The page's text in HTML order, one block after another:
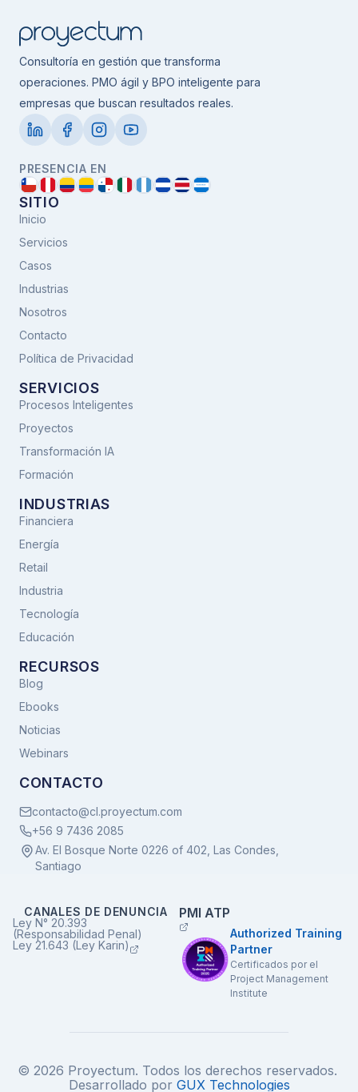
Consultoría en gestión que transforma
operaciones. PMO ágil y BPO inteligente para
empresas que buscan resultados reales.
PRESENCIA EN
SITIO
Inicio
Servicios
Casos
Industrias
Nosotros
Contacto
Política de Privacidad
SERVICIOS
Procesos Inteligentes
Proyectos
Transformación IA
Formación
INDUSTRIAS
Financiera
Energía
Retail
Industria
Tecnología
Educación
RECURSOS
Blog
Ebooks
Noticias
Webinars
CONTACTO
contacto@cl.proyectum.com
+56 9 7436 2085
Av. El Bosque Norte 0226 of 402, Las Condes,
Santiago
CANALES DE DENUNCIA
Ley N° 20.393
(Responsabilidad Penal)
Ley 21.643 (Ley Karin)
PMI ATP
Authorized Training
Partner
Certificados por el
Project Management
Institute
© 2026 Proyectum. Todos los derechos reservados.
Desarrollado por GUX Technologies